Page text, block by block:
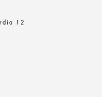
12